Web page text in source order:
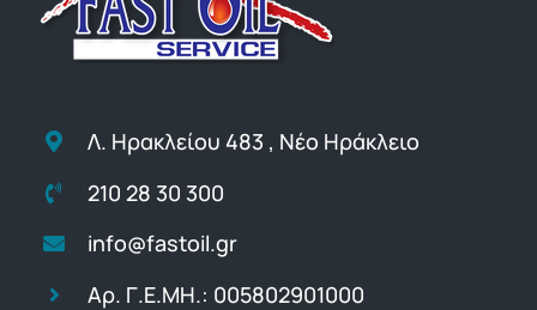
Λ. Ηρακλείου 483 , Νέο Ηράκλειο
210 28 30 300
info@fastoil.gr
Αρ. Γ.Ε.ΜΗ.: 005802901000